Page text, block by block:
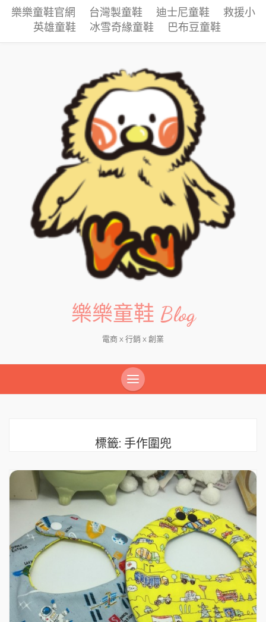
樂樂童鞋官網 台灣製童鞋 迪士尼童鞋
救援小
英雄童鞋
冰雪奇緣童鞋 巴布豆童鞋
樂樂童鞋 Blog
電商 x 行銷 x 創業
標籤: 手作圍兜